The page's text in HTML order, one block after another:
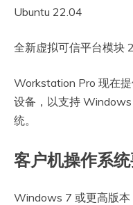
Ubuntu 22.04
全新虚拟可信平台模块
Workstation Pro 现在提
设备，以支持
统。
客户机操作系
Windows 7 或更高版本